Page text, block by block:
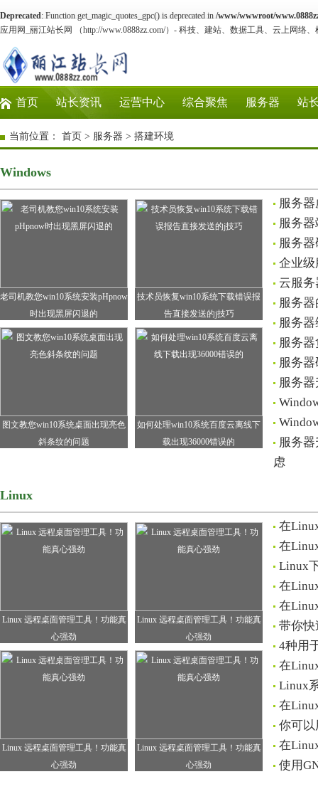
Deprecated: Function get_magic_quotes_gpc() is deprecated in/www/wwwroot/
应用网_丽江站长网 （http://www.0888zz.com/）- 科技、建站、数据工具、云上网络
首页 站长资讯 运营中心 综合聚焦 服务器 站
当前位置： 首页 > 服务器 > 搭建环境
Windows
老司机教您win10系统安装pHpnow
时出现黑屏闪退的
技术员恢复win10系统下载错误报
告直接发送的j技巧
图文教您win10系统桌面出现亮色
斜条纹的问题
如何处理win10系统百度云离线下
载出现36000错误的
服务器
服务器
服务器
企业级
云服
服务器
服务
服务器
服务
服务器
服务
虑
Linux
Linux 远程桌面管理工具！功能真
心强劲
Linux 远程桌面管理工具！功能真
心强劲
Linux 远程桌面管理工具！功能真
心强劲
Linux 远程桌面管理工具！功能真
心强劲
在
在
Linux
在
在
带你
4种用
在
Linux
在
你可
在
使用